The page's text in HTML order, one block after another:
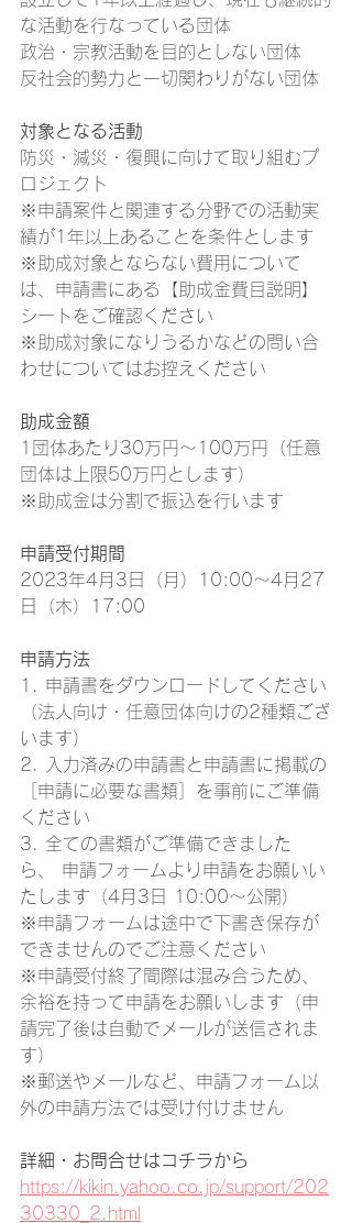
な活動を行なっている団体
政治・宗教活動を目的としない団体
反社会的勢力と一切関わりがない団体
対象となる活動
防災・減災・復興に向けて取り組むプ
ロジェクト
※申請案件と関連する分野での活動実
績が1年以上あることを条件とします
※助成対象とならない費用について
は、申請書にある【助成金費目説明】
シートをご確認ください
※助成対象になりうるかなどの問い合
わせについてはお控えください
助成金額
1団体あたり30万円～100万円（任意
団体は上限50万円とします）
※助成金は分割で振込を行います
申請受付期間
2023年4月3日（月）10:00〜4月27
日（木）17:00
申請方法
1. 申請書をダウンロードしてください
（法人向け・任意団体向けの2種類ござ
います）
2. 入力済みの申請書と申請書に掲載の
［申請に必要な書類］を事前にご準備
ください
3. 全ての書類がご準備できました
ら、 申請フォームより申請をお願いい
たします（4月3日 10:00～公開）
※申請フォームは途中で下書き保存が
できませんのでご注意ください
※申請受付終了間際は混み合うため、
余裕を持って申請をお願いします（申
請完了後は自動でメールが送信されま
す）
※郵送やメールなど、申請フォーム以
外の申請方法では受け付けません
詳細・お問合せはコチラから
https://kikin.yahoo.co.jp/support/202
30330_2.html